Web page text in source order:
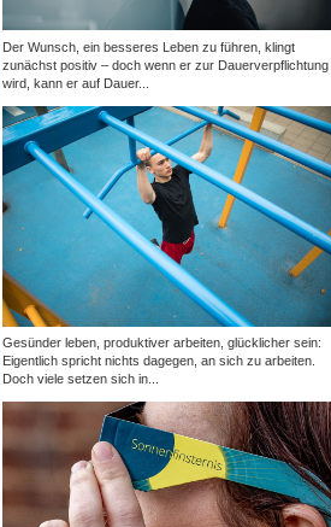
Der Wunsch, ein besseres Leben zu führen, klingt
zunächst positiv – doch wenn er zur Dauerverpflichtung
wird, kann er auf Dauer...
Gesünder leben, produktiver arbeiten, glücklicher sein:
Eigentlich spricht nichts dagegen, an sich zu arbeiten.
Doch viele setzen sich in...